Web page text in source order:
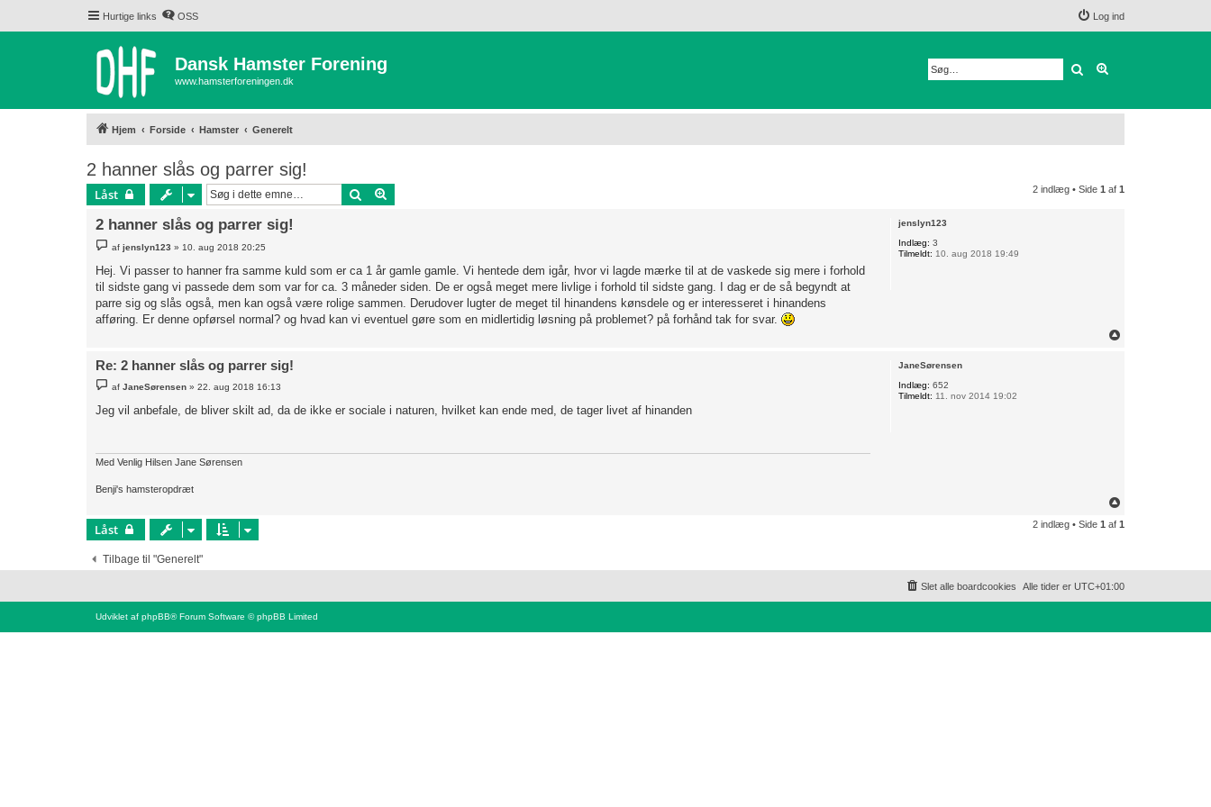
Hurtige links OSS Log ind
Dansk Hamster Forening
www.hamsterforeningen.dk
Søg
Hjem Forside Hamster Generelt
2 hanner slås og parrer sig!
Låst Søg 2 indlæg • Side 1 af 1
jenslyn123
Indlæg: 3
Tilmeldt: 10. aug 2018 19:49
2 hanner slås og parrer sig!
n
d
l
æ
afjenslyn123 » 10. aug 2018 20:25
Hej. Vi passer to hanner fra samme kuld som er ca 1 år gamle gamle. Vi hentede dem igår, hvor vi lagde mærke til at de vaskede sig mere i forhold
til sidste gang vi passede dem som var for ca. 3 måneder siden. De er også meget mere livlige i forhold til sidste gang. I dag er de så begyndt at
parre sig og slås også, men kan også være rolige sammen. Derudover lugter de meget til hinandens kønsdele og er interesseret i hinandens
afføring. Er denne opførsel normal? og hvad kan vi eventuel gøre som en midlertidig løsning på problemet? på forhånd tak for svar.
JaneSørensen
Indlæg: 652
Tilmeldt: 11. nov 2014 19:02
Re: 2 hanner slås og parrer sig!
n
l
afJaneSørensen »22. aug 2018 16:13
Jeg vil anbefale, de bliver skilt ad, da de ikke er sociale i naturen, hvilket kan ende med, de tager livet af hinanden
Med Venlig Hilsen Jane Sørensen
Benji's hamsteropdræt
p
Låst 2 indlæg • Side 1 af 1
Tilbage til "Generelt"
Alle tider er UTC+01:00
Slet alle boardcookies
Udviklet af phpBB® Forum Software © phpBB Limited